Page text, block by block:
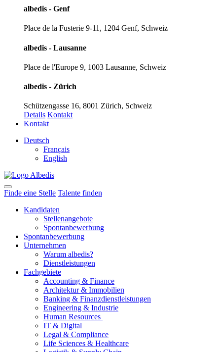
albedis - Genf
Place de la Fusterie 9-11, 1204 Genf, Schweiz
albedis - Lausanne
Place de l'Europe 9, 1003 Lausanne, Schweiz
albedis - Zürich
Schützengasse 16, 8001 Zürich, Schweiz
Details Kontakt
Kontakt
Deutsch
Français
English
Finde eine Stelle Talente finden
Kandidaten
Stellenangebote
Spontanbewerbung
Spontanbewerbung
Unternehmen
Warum albedis?
Dienstleistungen
Fachgebiete
Accounting & Finance
Architektur & Immobilien
Banking & Finanzdienstleistungen
Engineering & Industrie
Human Resources
IT & Digital
Legal & Compliance
Life Sciences & Healthcare